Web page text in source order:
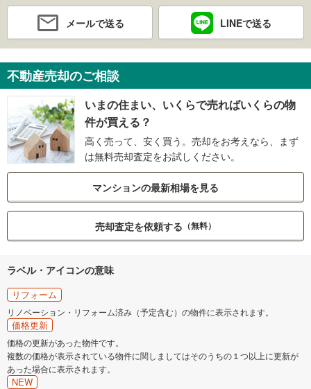
メールで送る LINEで送る
不動産売却のご相談
いまの住まい、いくらで売ればいくらの物
件が買える？
高く売って、安く買う。売却をお考えなら、まず
は無料売却査定をお試しください。
マンションの最新相場を見る
売却査定を依頼する （無料）
ラベル・アイコンの意味
リフォーム
リノベーション・リフォーム済み（予定含む）の物件に表示されます。
価格更新
価格の更新があった物件です。
複数の価格が表示されている物件に関しましてはそのうちの１つ以上に更新が
あった場合に表示されます。
NEW